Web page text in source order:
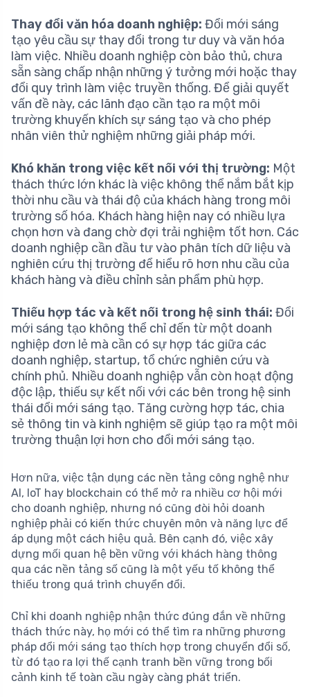
Thay đổi văn hóa doanh nghiệp: Đổi mới sáng
tạo yêu cầu sự thay đổi trong tư duy và văn hóa
làm việc. Nhiều doanh nghiệp còn bảo thủ, chưa
sẵn sàng chấp nhận những ý tưởng mới hoặc thay
đổi quy trình làm việc truyền thống. Để giải quyết
vấn đề này, các lãnh đạo cần tạo ra một môi
trường khuyến khích sự sáng tạo và cho phép
nhân viên thử nghiệm những giải pháp mới.
Khó khăn trong việc kết nối với thị trường: Một
thách thức lớn khác là việc không thể nắm bắt kịp
thời nhu cầu và thái độ của khách hàng trong môi
trường số hóa. Khách hàng hiện nay có nhiều lựa
chọn hơn và đang chờ đợi trải nghiệm tốt hơn. Các
doanh nghiệp cần đầu tư vào phân tích dữ liệu và
nghiên cứu thị trường để hiểu rõ hơn nhu cầu của
khách hàng và điều chỉnh sản phẩm phù hợp.
Thiếu hợp tác và kết nối trong hệ sinh thái: Đổi
mới sáng tạo không thể chỉ đến từ một doanh
nghiệp đơn lẻ mà cần có sự hợp tác giữa các
doanh nghiệp, startup, tổ chức nghiên cứu và
chính phủ. Nhiều doanh nghiệp vẫn còn hoạt động
độc lập, thiếu sự kết nối với các bên trong hệ sinh
thái đổi mới sáng tạo. Tăng cường hợp tác, chia
sẻ thông tin và kinh nghiệm sẽ giúp tạo ra một môi
trường thuận lợi hơn cho đổi mới sáng tạo.
Hơn nữa, việc tận dụng các nền tảng công nghệ như
AI, IoT hay blockchain có thể mở ra nhiều cơ hội mới
cho doanh nghiệp, nhưng nó cũng đòi hỏi doanh
nghiệp phải có kiến thức chuyên môn và năng lực để
áp dụng một cách hiệu quả. Bên cạnh đó, việc xây
dựng mối quan hệ bền vững với khách hàng thông
qua các nền tảng số cũng là một yếu tố không thể
thiếu trong quá trình chuyển đổi.
Chỉ khi doanh nghiệp nhận thức đúng đắn về những
thách thức này, họ mới có thể tìm ra những phương
pháp đổi mới sáng tạo thích hợp trong chuyển đổi số,
từ đó tạo ra lợi thế cạnh tranh bền vững trong bối
cảnh kinh tế toàn cầu ngày càng phát triển.